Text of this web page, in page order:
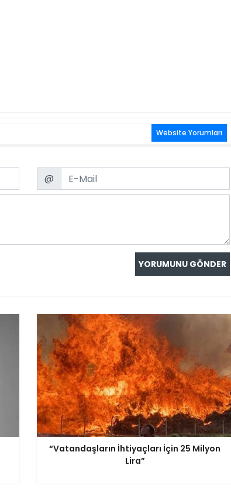
Website Yorumları
Email
@
“Vatandaşların İhtiyaçları İçin 25 Milyon
Lira”